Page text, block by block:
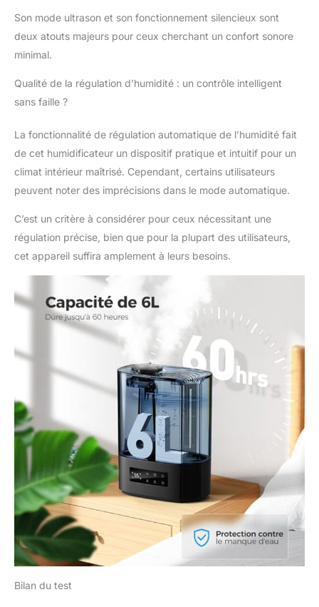
aux besoins
d'hydratation des
d'humidité souhaité et
PRATIQUE DE
REMPLISSAGE PAR LE
DESSUS​​ : Nettoyez
facilement le réservoir
d'eau sous l'eau
réservoir amovible. Il
n'a jamais été aussi
simple de maintenir
couvercle et d'ajouter
de l'eau directement
dans l'humidificateur
en fonctionnement.
FONCTIONNEMENT
SILENCIEX ET
SÉCURISÉ: Notre
humidificateur d'air
chambre dispose d'un
mode nuit silencieux,
fonctionnant avec
seulement 25 dB de
bruit pour préserver
votre sommeil sans
perturbation. Il s'arrête
automatiquement
lorsque l'eau est
épuisée. Une sécurité
Son mode ultrason et son fonctionnement silencieux sont
deux atouts majeurs pour ceux cherchant un confort sonore
minimal.
Qualité de la régulation d’humidité : un contrôle intelligent
sans faille ?
La fonctionnalité de régulation automatique de l’humidité fait
de cet humidificateur un dispositif pratique et intuitif pour un
climat intérieur maîtrisé. Cependant, certains utilisateurs
peuvent noter des imprécisions dans le mode automatique.
C’est un critère à considérer pour ceux nécessitant une
régulation précise, bien que pour la plupart des utilisateurs,
cet appareil suffira amplement à leurs besoins.
Bilan du test